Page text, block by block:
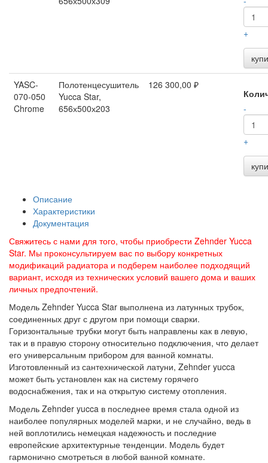
+
YASC-
070-050
Chrome
Полотенцесушитель
Yucca Star,
656х500х203
126 300,00 ₽
-
+
Описание
Характеристики
Документация
Свяжитесь с нами для того, чтобы приобрести Zehnder Yucca
Star. Мы проконсультируем вас по выбору конкретных
модификаций радиатора и подберем наиболее подходящий
вариант, исходя из технических условий вашего дома и ваших
личных предпочтений.
Модель Zehnder Yucca Star выполнена из латунных трубок,
соединенных друг с другом при помощи сварки.
Горизонтальные трубки могут быть направлены как в левую,
так и в правую сторону относительно подключения, что делает
его универсальным прибором для ванной комнаты.
Изготовленный из сантехнической латуни, Zehnder yucca
может быть установлен как на систему горячего
водоснабжения, так и на открытую систему отопления.
Модель Zehnder yucca в последнее время стала одной из
наиболее популярных моделей марки, и не случайно, ведь в
ней воплотились немецкая надежность и последние
европейские архитектурные тенденции. Модель будет
гармонично смотреться в любой ванной комнате.